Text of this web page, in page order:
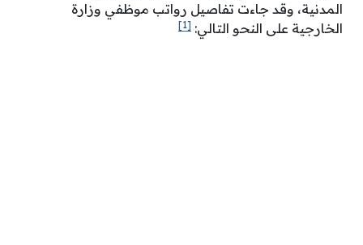
المدنية، وقد جاءت تفاصيل رواتب موظفي وزارة
الخارجية على النحو التالي: [1]